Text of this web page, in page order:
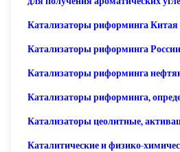
Катализаторы риформинга Китая
Катализаторы риформинга России
Катализаторы риформинга
Катализаторы риформинга,
Катализаторы цеолитные,
Каталитические и физико-